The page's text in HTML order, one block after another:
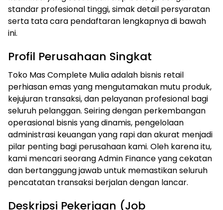
standar profesional tinggi, simak detail persyaratan
serta tata cara pendaftaran lengkapnya di bawah
ini.
Profil Perusahaan Singkat
Toko Mas Complete Mulia adalah bisnis retail
perhiasan emas yang mengutamakan mutu produk,
kejujuran transaksi, dan pelayanan profesional bagi
seluruh pelanggan. Seiring dengan perkembangan
operasional bisnis yang dinamis, pengelolaan
administrasi keuangan yang rapi dan akurat menjadi
pilar penting bagi perusahaan kami. Oleh karena itu,
kami mencari seorang Admin Finance yang cekatan
dan bertanggung jawab untuk memastikan seluruh
pencatatan transaksi berjalan dengan lancar.
Deskripsi Pekerjaan (Job